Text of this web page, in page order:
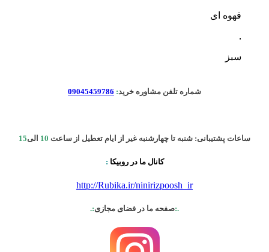
قهوه ای
,
سبز
شماره تلفن مشاوره خرید:
09045459786
ساعات پشتیبانی: شنبه تا چهارشنبه غیر از ایام تعطیل از ساعت 10 الی15
کانال ما در روبیکا :
http://Rubika.ir/ninirizpoosh_ir
.:صفحه ما در فضای مجازی:.